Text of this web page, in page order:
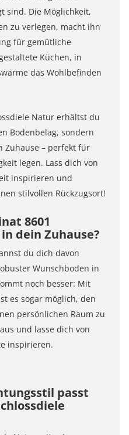
sind. Die Möglichkeit,
zu verlegen, macht ihn
für gemütliche
Küchen, in
das Wohlbefinden
Natur erhältst du
Bodenbelag, sondern
Zuhause – perfekt für
legen. Lass dich von
inspirieren und
stilvollen Rückzugsort!
8601
dein Zuhause?
du dich davon
Wunschboden in
noch besser: Mit
es sogar möglich, den
persönlichen Raum zu
und lasse dich von
inspirieren.
passt